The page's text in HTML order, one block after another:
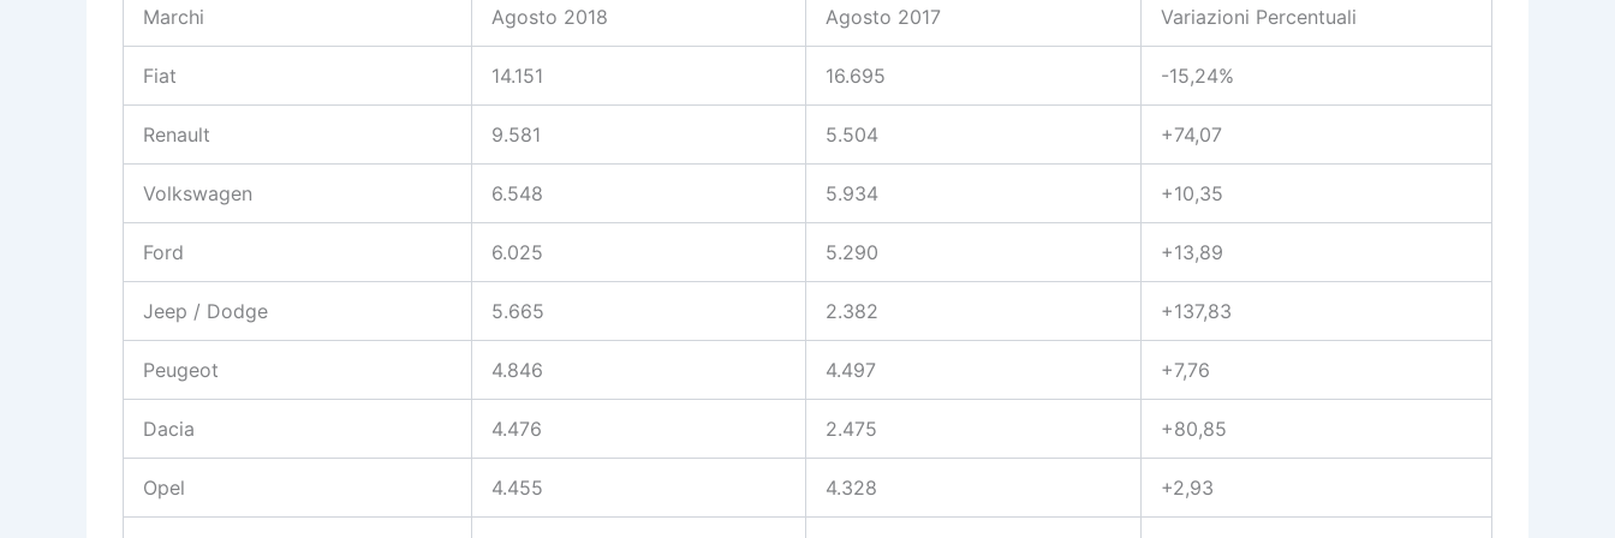
Marchi Agosto 2018 Agosto 2017 Variazioni Percentuali
Fiat 14.151 16.695 -15,24%
Renault 9.581 5.504 +74,07
Volkswagen 6.548 5.934 +10,35
Ford 6.025 5.290 +13,89
Jeep / Dodge 5.665 2.382 +137,83
Peugeot 4.846 4.497 +7,76
Dacia 4.476 2.475 +80,85
Opel 4.455 4.328 +2,93